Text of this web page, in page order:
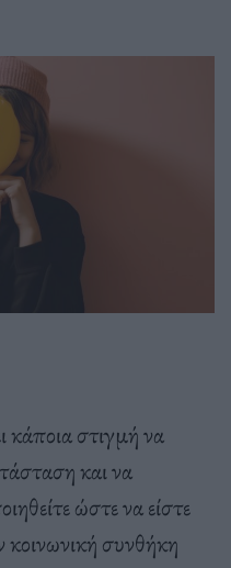
κάποια στιγμή να
και να
ώστε να είστε
κοινωνική συνθήκη